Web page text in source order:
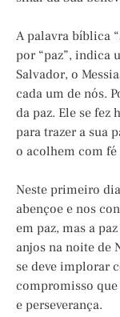
A palavra bíblica
por “paz”, indica
Salvador, o
cada um de nós.
da paz. Ele se fez
para trazer a sua
o acolhem com fé
Neste primeiro
abençoe e nos
em paz, mas a
anjos na noite de
se deve implorar
compromisso
e perseverança.